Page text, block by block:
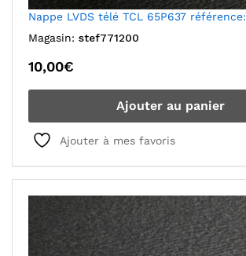
Nappe LVDS télé TCL 65P637
Magasin: stef771200
10,00€
Ajouter au panier
Ajouter à mes favoris